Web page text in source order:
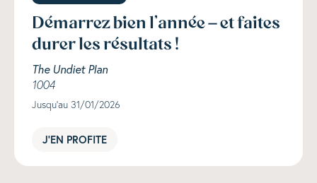
Démarrez bien l’année – et faites
durer les résultats !
The Undiet Plan
1004
Jusqu'au 31/01/2026
J'EN PROFITE